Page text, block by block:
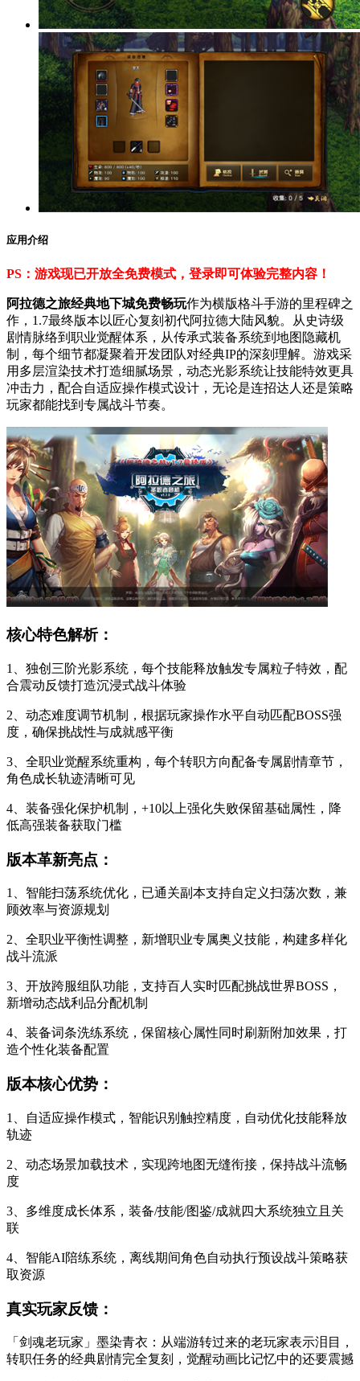
应用介绍
PS：游戏现已开放全免费模式，登录即可体验完整内容！
阿拉德之旅经典地下城免费畅玩作为横版格斗手游的里程碑之
作，1.7最终版本以匠心复刻初代阿拉德大陆风貌。从史诗级
剧情脉络到职业觉醒体系，从传承式装备系统到地图隐藏机
制，每个细节都凝聚着开发团队对经典IP的深刻理解。游戏采
用多层渲染技术打造细腻场景，动态光影系统让技能特效更具
冲击力，配合自适应操作模式设计，无论是连招达人还是策略
玩家都能找到专属战斗节奏。
核心特色解析：
1、独创三阶光影系统，每个技能释放触发专属粒子特效，配
合震动反馈打造沉浸式战斗体验
2、动态难度调节机制，根据玩家操作水平自动匹配BOSS强
度，确保挑战性与成就感平衡
3、全职业觉醒系统重构，每个转职方向配备专属剧情章节，
角色成长轨迹清晰可见
4、装备强化保护机制，+10以上强化失败保留基础属性，降
低高强装备获取门槛
版本革新亮点：
1、智能扫荡系统优化，已通关副本支持自定义扫荡次数，兼
顾效率与资源规划
2、全职业平衡性调整，新增职业专属奥义技能，构建多样化
战斗流派
3、开放跨服组队功能，支持百人实时匹配挑战世界BOSS，
新增动态战利品分配机制
4、装备词条洗练系统，保留核心属性同时刷新附加效果，打
造个性化装备配置
版本核心优势：
1、自适应操作模式，智能识别触控精度，自动优化技能释放
轨迹
2、动态场景加载技术，实现跨地图无缝衔接，保持战斗流畅
度
3、多维度成长体系，装备/技能/图鉴/成就四大系统独立且关
联
4、智能AI陪练系统，离线期间角色自动执行预设战斗策略获
取资源
真实玩家反馈：
「剑魂老玩家」墨染青衣：从端游转过来的老玩家表示泪目，
转职任务的经典剧情完全复刻，觉醒动画比记忆中的还要震撼